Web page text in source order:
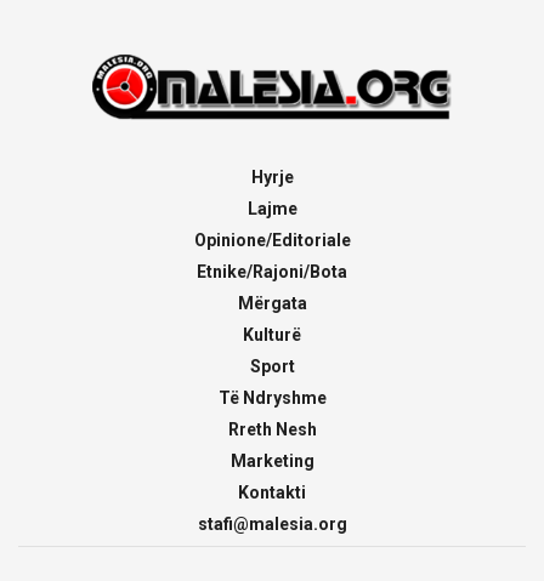
Hyrje
Lajme
Opinione/Editoriale
Etnike/Rajoni/Bota
Mërgata
Kulturë
Sport
Të Ndryshme
Rreth Nesh
Marketing
Kontakti
stafi@malesia.org